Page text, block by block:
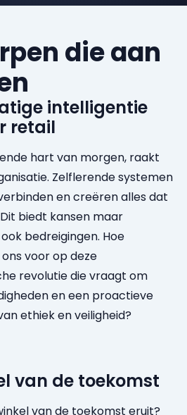
die aan
intelligentie
retail
hart van morgen, raakt
Zelflerende systemen
en creëren alles dat
biedt kansen maar
bedreigingen. Hoe
voor op deze
revolutie die vraagt om
en een proactieve
ethiek en veiligheid?
van de toekomst
van de toekomst eruit?